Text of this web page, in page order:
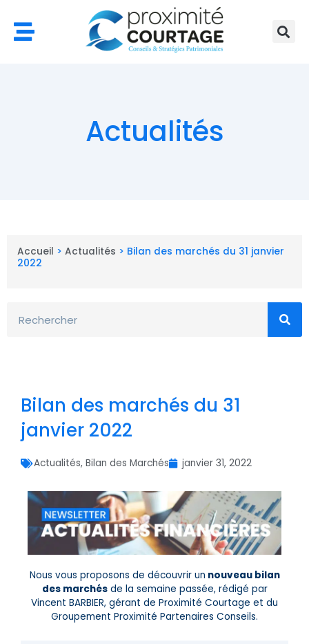
contenu
Actualités
Accueil > Actualités > Bilan des marchés du 31 janvier
2022
Bilan des marchés du 31
janvier 2022
Actualités, Bilan des Marchés janvier 31, 2022
Nous vous proposons de découvrir un nouveau bilan
des marchésde la semaine passée, rédigé par
Vincent BARBIER, gérant de Proximité Courtage et du
Groupement Proximité Partenaires Conseils.